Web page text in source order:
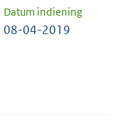
Datum indiening
08-04-2019